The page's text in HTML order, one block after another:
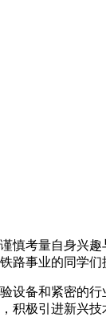
慎考量自身兴
路事业的同学们
设备和紧密的
积极引进新兴